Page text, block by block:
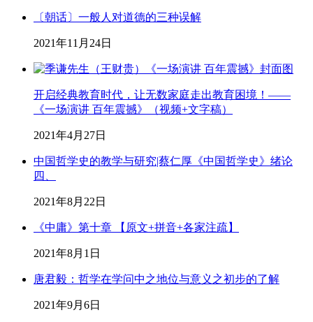
〔朝话〕一般人对道德的三种误解
2021年11月24日
开启经典教育时代，让无数家庭走出教育困境！——
《一场演讲 百年震撼》（视频+文字稿）
2021年4月27日
中国哲学史的教学与研究|蔡仁厚《中国哲学史》绪论
四、
2021年8月22日
《中庸》第十章 【原文+拼音+各家注疏】
2021年8月1日
唐君毅：哲学在学问中之地位与意义之初步的了解
2021年9月6日